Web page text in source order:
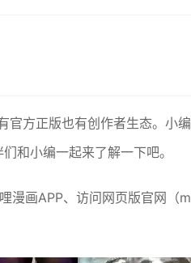
官方正版也有创作者生态。小
和小编一起来了解一下吧。
漫画APP‌、‌访问网页版官网